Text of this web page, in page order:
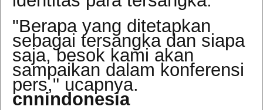
"Berapa yang ditetapkan
sebagai tersangka dan siapa
saja, besok kami akan
sampaikan dalam konferensi
pers," ucapnya.
cnnindonesia